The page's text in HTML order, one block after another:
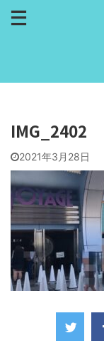
IMG_2402
2021年3月28日